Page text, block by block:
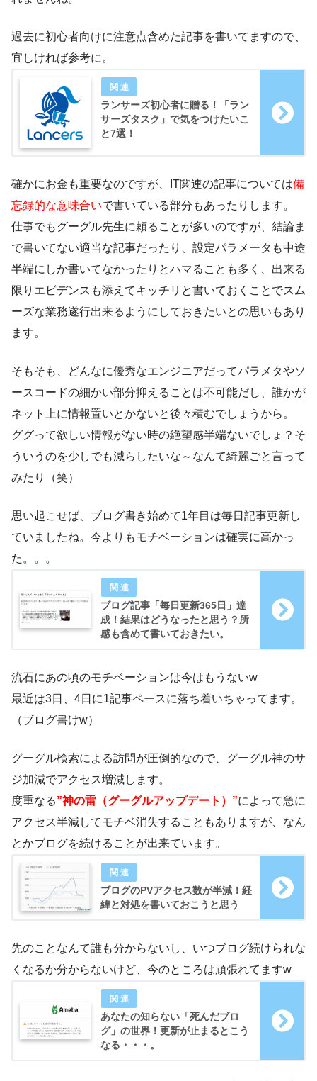
過去に初心者向けに注意点含めた記事を書いてますので、
宜しければ参考に。
ランサーズ初心者に贈る！「ラン
サーズタスク」で気をつけたいこ
と7選！
確かにお金も重要なのですが、IT関連の記事については備
忘録的な意味合いで書いている部分もあったりします。
仕事でもグーグル先生に頼ることが多いのですが、結論ま
で書いてない適当な記事だったり、設定パラメータも中途
半端にしか書いてなかったりとハマることも多く、出来る
限りエビデンスも添えてキッチリと書いておくことでスム
ーズな業務遂行出来るようにしておきたいとの思いもあり
ます。
そもそも、どんなに優秀なエンジニアだってパラメタやソ
ースコードの細かい部分抑えることは不可能だし、誰かが
ネット上に情報置いとかないと後々積むでしょうから。
ググって欲しい情報がない時の絶望感半端ないでしょ？そ
ういうのを少しでも減らしたいな～なんて綺麗ごと言って
みたり（笑）
思い起こせば、ブログ書き始めて1年目は毎日記事更新し
ていましたね。今よりもモチベーションは確実に高かっ
た。。。
ブログ記事「毎日更新365日」達
成！結果はどうなったと思う？所
感も含めて書いておきたい。
流石にあの頃のモチベーションは今はもうないw
最近は3日、4日に1記事ペースに落ち着いちゃってます。
（ブログ書けw）
グーグル検索による訪問が圧倒的なので、グーグル神のサ
ジ加減でアクセス増減します。
度重なる”神の雷（グーグルアップデート）”によって急に
アクセス半減してモチベ消失することもありますが、なん
とかブログを続けることが出来ています。
ブログのPVアクセス数が半減！経
緯と対処を書いておこうと思う
先のことなんて誰も分からないし、いつブログ続けられな
くなるか分からないけど、今のところは頑張れてますw
あなたの知らない「死んだブロ
グ」の世界！更新が止まるとこう
なる・・・。